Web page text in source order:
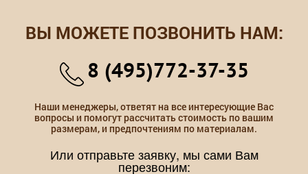
ВЫ МОЖЕТЕ ПОЗВОНИТЬ НАМ:
8 (495)772-37-35
Наши менеджеры, ответят на все интересующие Вас
вопросы и помогут рассчитать стоимость по вашим
размерам, и предпочтениям по материалам.
Или отправьте заявку, мы сами Вам
перезвоним: